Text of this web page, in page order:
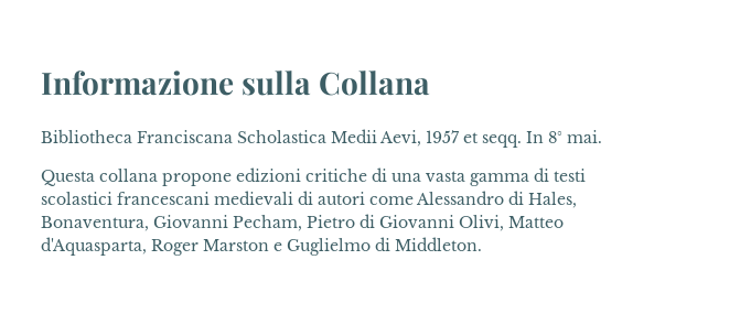
Informazione sulla Collana
Bibliotheca Franciscana Scholastica Medii Aevi, 1957 et seqq. In 8° mai.
Questa collana propone edizioni critiche di una vasta gamma di testi
scolastici francescani medievali di autori come Alessandro di Hales,
Bonaventura, Giovanni Pecham, Pietro di Giovanni Olivi, Matteo
d'Aquasparta, Roger Marston e Guglielmo di Middleton.